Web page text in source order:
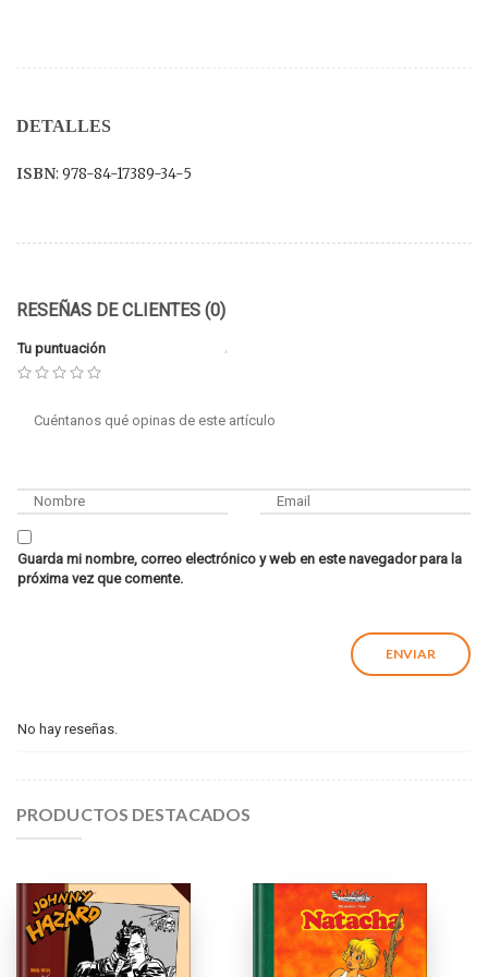
DETALLES
ISBN: 978-84-17389-34-5
RESEÑAS DE CLIENTES (0)
Tu puntuación
Guarda mi nombre, correo electrónico y web en este navegador para la
próxima vez que comente.
No hay reseñas.
PRODUCTOS DESTACADOS